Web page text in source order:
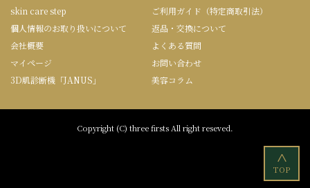
skin care step
ご利用ガイド（特定商取引法）
個人情報のお取り扱いについて
返品・交換について
会社概要
よくある質問
マイページ
お問い合わせ
3D肌診断機「JANUS」
美容コラム
Copyright (C) three firsts All right reseved.
<
TOP